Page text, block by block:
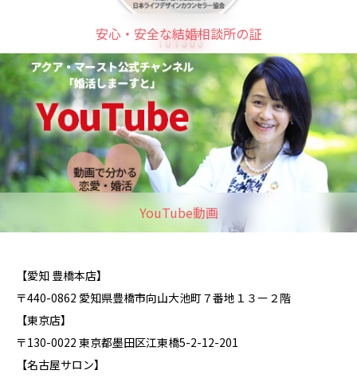
安心・安全な結婚相談所の証
YouTube動画
【愛知 豊橋本店】
〒440-0862 愛知県豊橋市向山大池町７番地１３ー２階
【東京店】
〒130-0022 東京都墨田区江東橋5-2-12-201
【名古屋サロン】